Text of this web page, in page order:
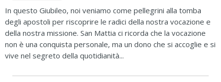
In questo Giubileo, noi veniamo come pellegrini alla tomba
degli apostoli per riscoprire le radici della nostra vocazione e
della nostra missione. San Mattia ci ricorda che la vocazione
non è una conquista personale, ma un dono che si accoglie e si
vive nel segreto della quotidianità...